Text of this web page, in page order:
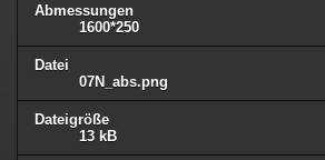
Abmessungen
1600*250
Datei
07N_abs.png
Dateigröße
13 kB